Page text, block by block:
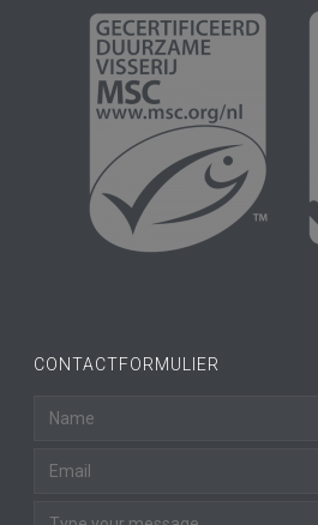
CONTACTFORMULIER